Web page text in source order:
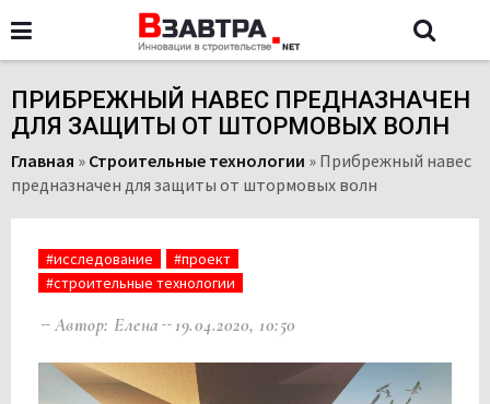
ПРИБРЕЖНЫЙ НАВЕС ПРЕДНАЗНАЧЕН
ДЛЯ ЗАЩИТЫ ОТ ШТОРМОВЫХ ВОЛН
Главная » Строительные технологии » Прибрежный навес
предназначен для защиты от штормовых волн
#исследование
#проект
#строительные технологии
Автор: Елена 19.04.2020, 10:50